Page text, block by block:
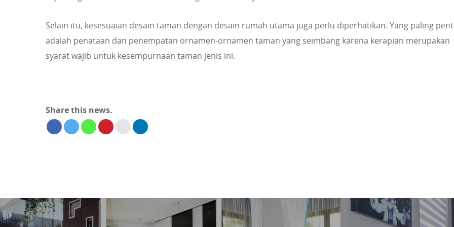
Selain itu, kesesuaian desain taman dengan desain rumah utama juga perlu diperhatikan. Yang paling
adalah penataan dan penempatan ornamen-ornamen taman yang seimbang karena kerapian merupakan
syarat wajib untuk kesempurnaan taman jenis ini.
Share this news.